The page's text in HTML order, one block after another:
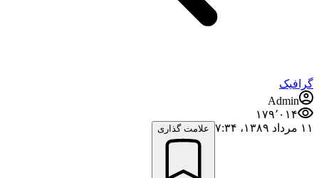
گرافیک
Admin
۱۷۹٬۰۱۴
۱۱ مرداد ۱۳۸۹،‏ ۷:۳۴
علامت گذاری